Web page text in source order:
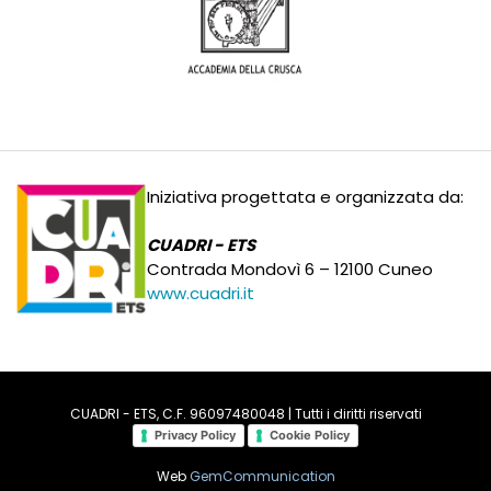
Iniziativa progettata e organizzata da:
CUADRI - ETS
Contrada Mondovì 6 – 12100 Cuneo
www.cuadri.it
CUADRI - ETS, C.F. 96097480048 | Tutti i diritti riservati
Privacy Policy Cookie Policy
WebGemCommunication